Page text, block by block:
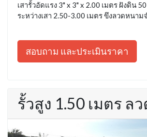
เสารั้วอัดแรง 3" x 3" x 2.00 เมตร ฝังดิน
ระหว่างเสา 2.50-3.00 เมตร ขึงลวดหนาม
สอบถาม และประเมินราคา
รั้วสูง 1.50 เมตร ล